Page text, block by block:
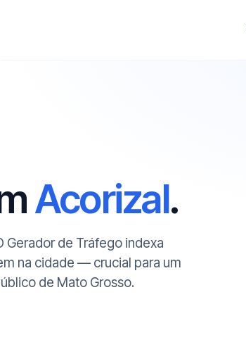
Acorizal.
Gerador de Tráfego indexa
na cidade — crucial para um
de Mato Grosso.